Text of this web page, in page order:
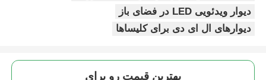
دیوار ویدئویی LED در فضای باز
دیوارهای ال ای دی برای کلیساها
بهترين قيمت رو براي